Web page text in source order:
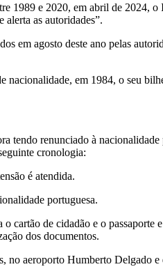
1989 e 2020, em abril de 2024, o
alerta as autoridades”.
em agosto deste ano pelas
nacionalidade, em 1984, o seu
tendo renunciado à nacionalidade
cronologia:
é atendida.
portuguesa.
de cidadão e o passaporte
dos documentos.
no aeroporto Humberto Delgado